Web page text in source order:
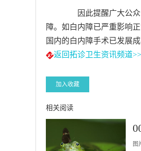
因此提醒广大公众
障。如白内障已严重影响
国内的白内障手术已发展
返回拓诊卫生资讯频道>>
加入收藏
相关阅读
图